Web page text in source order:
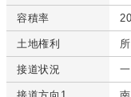
容積率
土地権利
接道状況